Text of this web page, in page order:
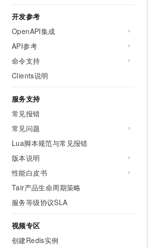
开发参考
OpenAPI集成
API参考
命令支持
Clients说明
服务支持
常见报错
常见问题
Lua脚本规范与常见报错
版本说明
性能白皮书
Tair产品生命周期策略
服务等级协议SLA
视频专区
创建Redis实例